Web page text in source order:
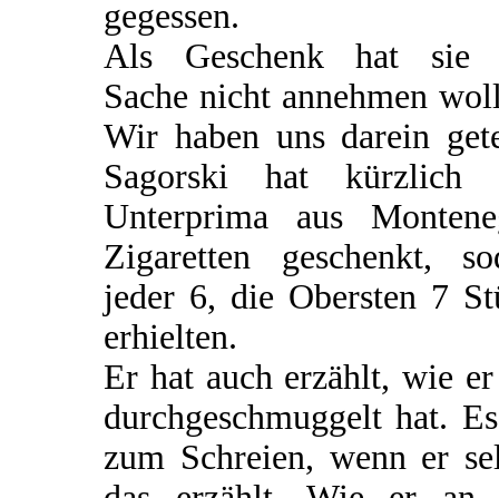
gegessen.
Als Geschenk hat sie
Sache nicht annehmen
Wir haben uns darein
Sagorski hat kürzlich
Unterprima aus
Zigaretten geschenkt,
jeder 6, die Obersten 7
erhielten.
Er hat auch erzählt, wie
durchgeschmuggelt hat.
zum Schreien, wenn er